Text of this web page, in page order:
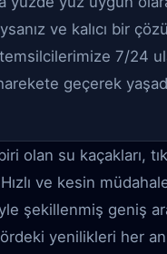
ve kalıcı bir
7/24
geçerek
olan su kaçakları,
ve kesin
şekillenmiş geniş
yenilikleri her